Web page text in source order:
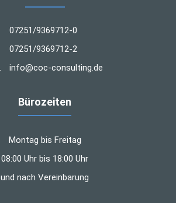
07251/9369712-0
07251/9369712-2
info@coc-consulting.de
Bürozeiten
Montag bis Freitag
08:00 Uhr bis 18:00 Uhr
und nach Vereinbarung